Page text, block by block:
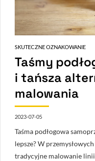
SKUTECZNE OZNAKOWANIE
Taśmy
i tańsza
malowania
2023-07-05
Taśma podłogowa
lepsze? W
tradycyjne malowanie